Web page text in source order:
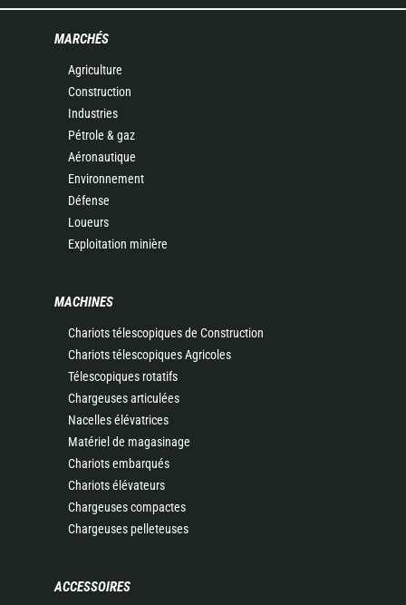
MARCHÉS
Agriculture
Construction
Industries
Pétrole & gaz
Aéronautique
Environnement
Défense
Loueurs
Exploitation minière
MACHINES
Chariots télescopiques de Construction
Chariots télescopiques Agricoles
Télescopiques rotatifs
Chargeuses articulées
Nacelles élévatrices
Matériel de magasinage
Chariots embarqués
Chariots élévateurs
Chargeuses compactes
Chargeuses pelleteuses
ACCESSOIRES